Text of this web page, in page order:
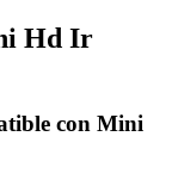
Hd Ir
con Mini